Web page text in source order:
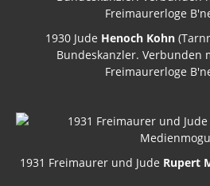
1930 Jude Henoch Kohn
Bundeskanzler. Verbunden
Freimaurerloge
1931 Freimaurer und Jude Rupert